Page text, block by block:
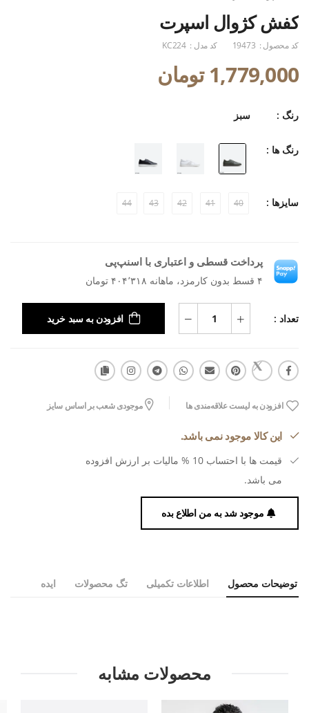
کفش کژوال اسپرت
کد محصول : 19473 کد مدل : KC224
1,779,000 تومان
رنگ : سبز
رنگ ها :
سایزها : 40
41
42
43
44
پرداخت قسطی و اعتباری با اسنپ‌پی
۴ قسط بدون کارمزد، ماهانه ۴۰۴٬۳۱۸ تومان
تعداد : افزودن به سبد خرید
افزودن به لیست علاقه‌مندی ها موجودی شعب بر اساس سایز
این کالا موجود نمی باشد.
قیمت ها با احتساب 10 % مالیات بر ارزش افزوده
می باشد.
موجود شد به من اطلاع بده
توضیحات محصول اطلاعات تکمیلی تگ محصولات ایده
محصولات مشابه